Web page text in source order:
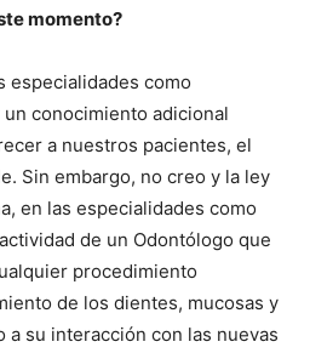
momento?
especialidades como
conocimiento adicional
a nuestros pacientes, el
Sin embargo, no creo y la ley
en las especialidades como
de un Odontólogo que
procedimiento
de los dientes, mucosas y
a su interacción con las nuevas